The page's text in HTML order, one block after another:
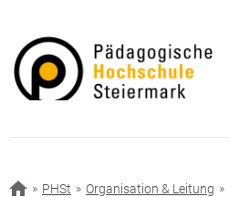
PHSt Organisation & Leitung